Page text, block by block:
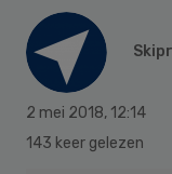
2 mei 2018, 12:14
143 keer gelezen